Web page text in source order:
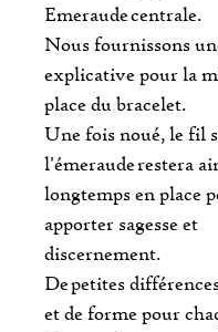
Emeraude centrale.
Nous fournissons
explicative pour la
place du bracelet.
Une fois noué, le fil
l'émeraude restera
longtemps en place
apporter sagesse et
discernement.
De petites
et de forme pour